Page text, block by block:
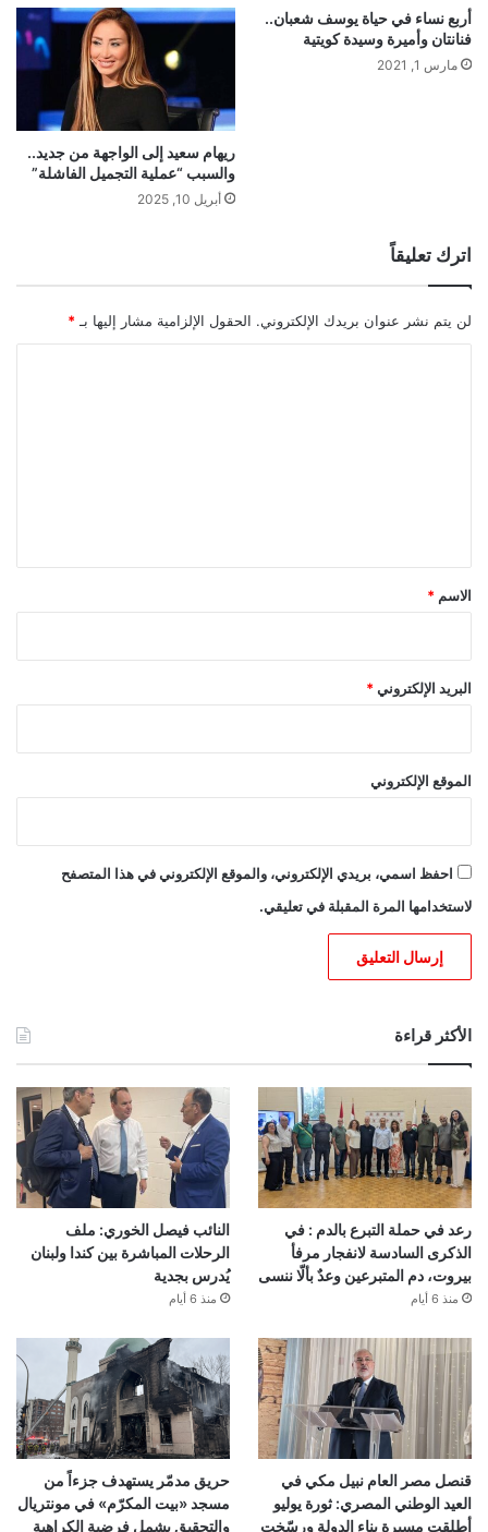
أربع نساء في حياة يوسف شعبان..
فنانتان وأميرة وسيدة كويتية
مارس 1, 2021
ريهام سعيد إلى الواجهة من جديد..
والسبب “عملية التجميل الفاشلة”
أبريل 10, 2025
اترك تعليقاً
لن يتم نشر عنوان بريدك الإلكتروني. الحقول الإلزامية مشار إليها بـ *
*
الاسم *
البريد الإلكتروني *
الموقع الإلكتروني
احفظ اسمي، بريدي الإلكتروني، والموقع الإلكتروني في هذا المتصفح
لاستخدامها المرة المقبلة في تعليقي.
الأكثر قراءة
رعد في حملة التبرع بالدم : في
الذكرى السادسة لانفجار مرفأ
بيروت، دم المتبرعين وعدٌ بألّا ننسى
منذ 6 أيام
النائب فيصل الخوري: ملف
الرحلات المباشرة بين كندا ولبنان
يُدرس بجدية
منذ 6 أيام
قنصل مصر العام نبيل مكي في
العيد الوطني المصري: ثورة يوليو
أطلقت مسيرة بناء الدولة ورسّخت
حريق مدمّر يستهدف جزءاً من
مسجد «بيت المكرّم» في مونتريال
والتحقيق يشمل فرضية الكراهية